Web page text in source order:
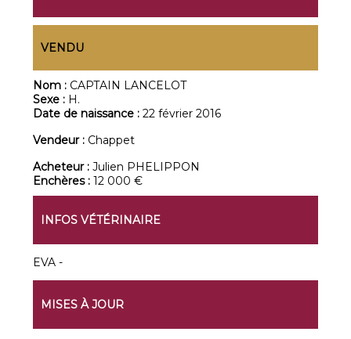
VENDU
Nom : CAPTAIN LANCELOT
Sexe : H.
Date de naissance :22 février 2016
Vendeur : Chappet
Acheteur :Julien PHELIPPON
Enchères :12 000 €
INFOS VÉTÉRINAIRE
EVA -
MISES À JOUR